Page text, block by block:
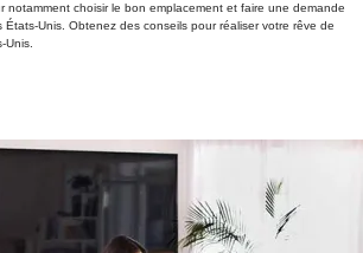
notamment choisir le bon emplacement et faire une demande
Unis. Obtenez des conseils pour réaliser votre rêve de
Unis.